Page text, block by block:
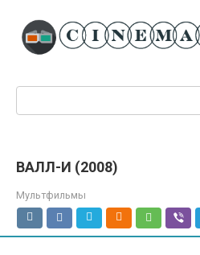
контенту
ВАЛЛ-И (2008)
Мультфильмы